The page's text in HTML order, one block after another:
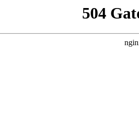
504